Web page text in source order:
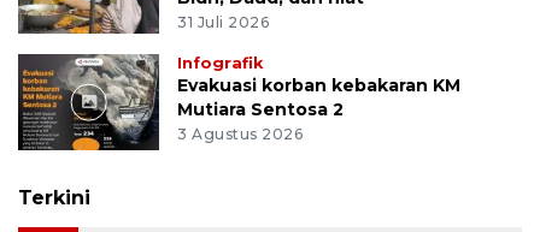
31 Juli 2026
Infografik
Evakuasi korban kebakaran KM
Mutiara Sentosa 2
3 Agustus 2026
Terkini